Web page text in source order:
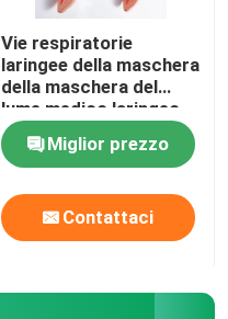
Vie respiratorie
laringee della maschera
della maschera del
lume medico laringeo
comodo molle della via
aerea LMA
InstrumentDual
Miglior prezzo
Contattaci